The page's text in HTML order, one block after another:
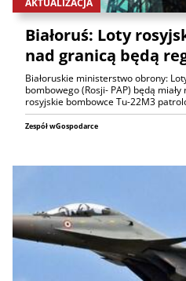
AKTUALIZACJA
Białoruś: Loty
nad granicą będą
Białoruskie ministerstwo obrony:
bombowego (Rosji- PAP) będą
rosyjskie bombowce Tu-22M3
Zespół wGospodarce